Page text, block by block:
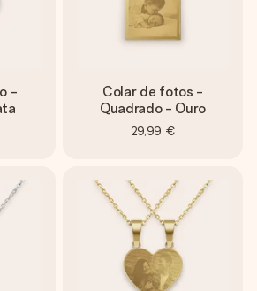
-
Colar de fotos -
Quadrado - Ouro
29,99 €